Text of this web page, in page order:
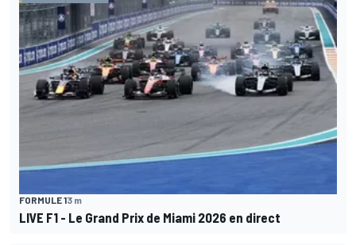
FORMULE 13 m
LIVE F1 - Le Grand Prix de Miami 2026 en direct